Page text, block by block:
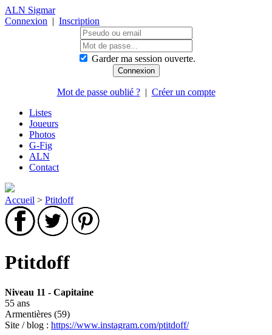
ALN Sigmar
Connexion | Inscription
Garder ma session ouverte.
Mot de passe oublié ?| Créer un compte
Listes
Joueurs
Photos
G-Fig
ALN
Contact
Accueil > Ptitdoff
Ptitdoff
Niveau 11 - Capitaine
55 ans
Armentières (59)
Site / blog : https://www.instagram.com/ptitdoff/